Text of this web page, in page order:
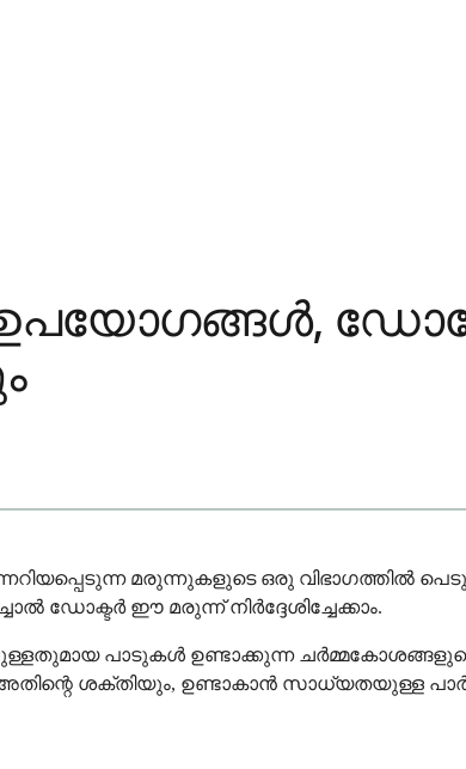
ഉപയോഗങ്ങൾ,
മരുന്നുകളുടെ ഒരു വിഭാഗത്തിൽ
ഡോക്ടർ ഈ മരുന്ന് നിർദ്ദേശിച്ചേക്കാം.
പാടുകൾ ഉണ്ടാക്കുന്ന
ശക്തിയും, ഉണ്ടാകാൻ സാധ്യതയുള്ള